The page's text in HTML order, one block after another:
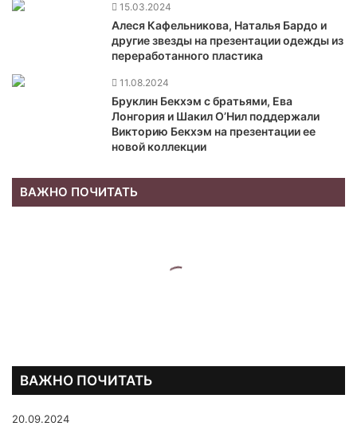
15.03.2024
Алеся Кафельникова, Наталья Бардо и
другие звезды на презентации одежды из
переработанного пластика
11.08.2024
Бруклин Бекхэм с братьями, Ева
Лонгория и Шакил О’Нил поддержали
Викторию Бекхэм на презентации ее
новой коллекции
ВАЖНО ПОЧИТАТЬ
ВАЖНО ПОЧИТАТЬ
20.09.2024